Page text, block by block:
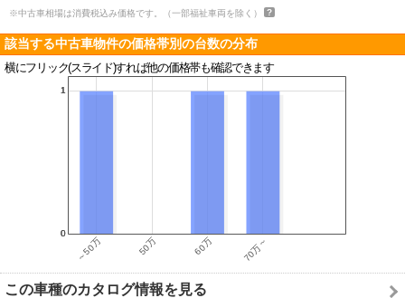
※中古車相場は消費税込み価格です。（一部福祉車両を除く）
該当する中古車物件の価格帯別の台数の分布
横にフリック(スライド)すれば他の価格帯も確認できます
この車種のカタログ情報を見る